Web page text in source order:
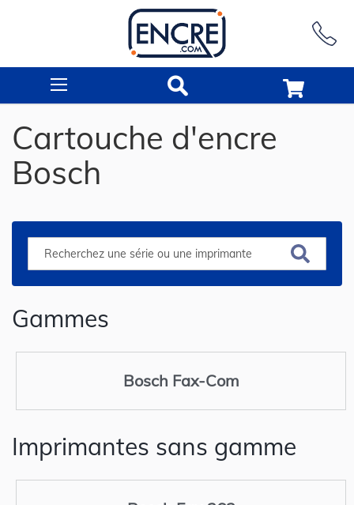
Cartouche d'encre
Bosch
Gammes
Bosch Fax-Com
Imprimantes sans gamme